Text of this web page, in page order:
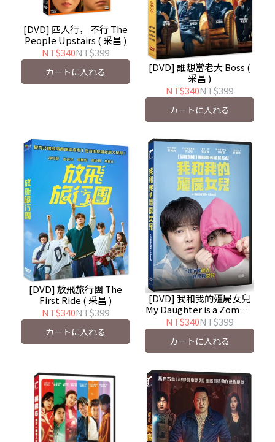
[DVD] 四人行， 不行 The
People Upstairs ( 采昌 )
NT$340NT$399
カートに入れる
[DVD] 誰想當老大 Boss (
采昌 )
NT$340NT$399
カートに入れる
[DVD] 放飛旅行團 The
First Ride ( 采昌 )
NT$340NT$399
カートに入れる
[DVD] 我和我的殭屍女兒
My Daughter is a Zombie
( 車庫娛樂 )
NT$340NT$399
カートに入れる